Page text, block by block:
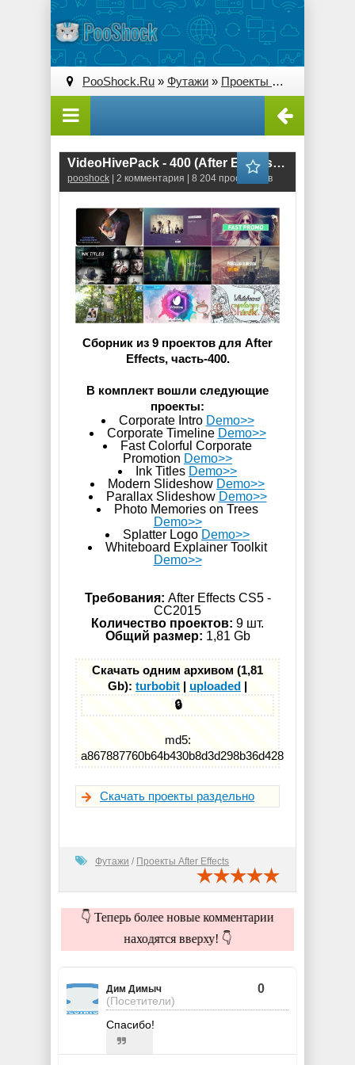
PooShock.Ru » Футажи » Проекты After Effects
VideoHivePack - 400 (After Effects Projects Pack)
pooshock | 2 комментария | 8 204 просмотров
Сборник из 9 проектов для After
Effects, часть-400.
В комплект вошли следующие
проекты:
Corporate Intro Demo>>
Corporate Timeline Demo>>
Fast Colorful Corporate
Promotion Demo>>
Ink Titles Demo>>
Modern Slideshow Demo>>
Parallax Slideshow Demo>>
Photo Memories on Trees
Demo>>
Splatter Logo Demo>>
Whiteboard Explainer Toolkit
Demo>>
Требования: After Effects CS5 -
СС2015
Количество проектов: 9 шт.
Общий размер: 1,81 Gb
Скачать одним архивом (1,81
Gb): turbobit | uploaded |
🔒
md5:
a867887760b64b430b8d3d298b36d428
Скачать проекты раздельно
Футажи / Проекты After Effects
👇 Теперь более новые комментарии
находятся вверху! 👇
Дим Димыч
(Посетители)
0
Спасибо!